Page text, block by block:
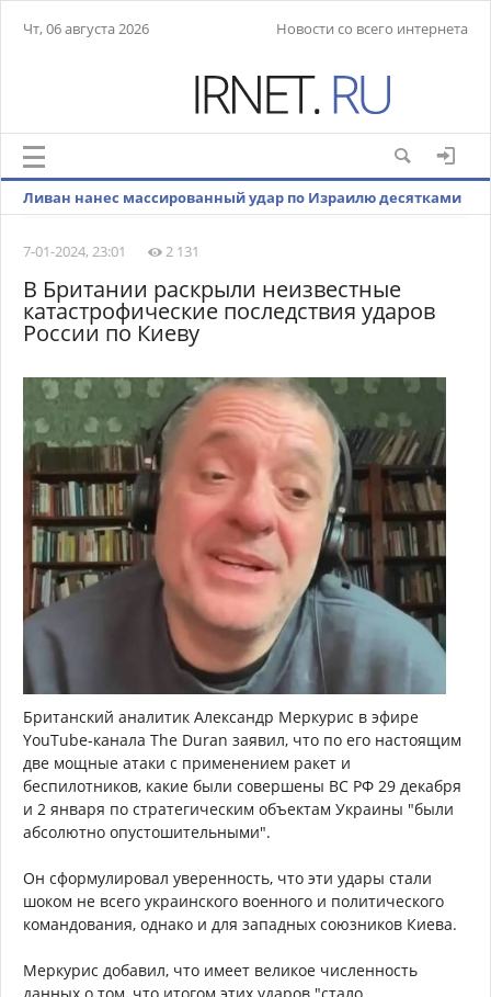
Чт, 06 августа 2026 Новости со всего интернета
Ливан нанес массированный удар по Израилю десятками
7-01-2024, 23:01
2 131
В Британии раскрыли неизвестные
катастрофические последствия ударов
России по Киеву
Британский аналитик Александр Меркурис в эфире
YouTube-канала The Duran заявил, что по его настоящим
две мощные атаки с применением ракет и
беспилотников, какие были совершены ВС РФ 29 декабря
и 2 января по стратегическим объектам Украины "были
абсолютно опустошительными".
Он сформулировал уверенность, что эти удары стали
шоком не всего украинского военного и политического
командования, однако и для западных союзников Киева.
Меркурис добавил, что имеет великое численность